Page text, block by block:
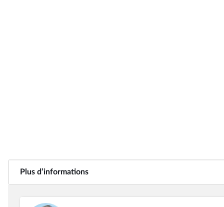
Plus d’informations